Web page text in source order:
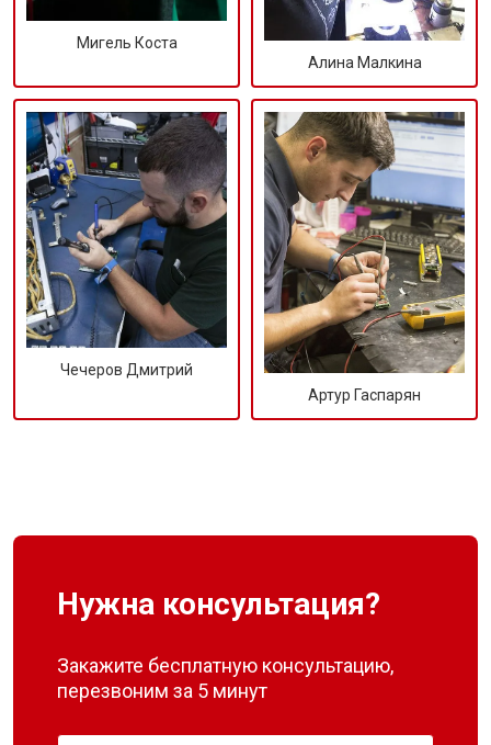
Мигель Коста
Алина Малкина
Чечеров Дмитрий
Артур Гаспарян
Нужна консультация?
Закажите бесплатную консультацию,
перезвоним за 5 минут